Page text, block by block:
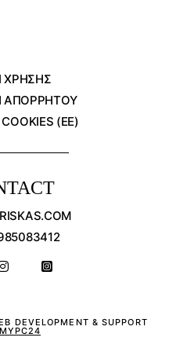
ΧΡΗΣΗΣ
ΑΠΟΡΡΗΤΟΥ
(ΕΕ)
DEVELOPMENT & SUPPORT